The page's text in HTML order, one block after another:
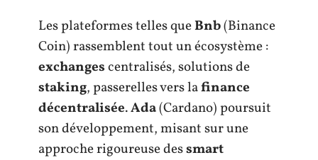
Les plateformes telles queBnb(Binance
Coin) rassemblent tout un écosystème :
exchangescentralisés, solutions de
staking, passerelles vers lafinance
décentralisée.Ada(Cardano) poursuit
son développement, misant sur une
approche rigoureuse dessmart